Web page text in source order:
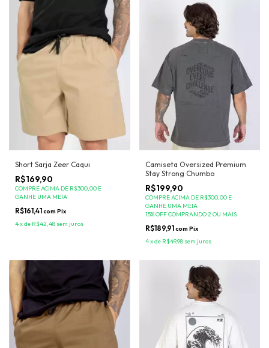
Short Sarja Zeer Caqui
R$169,90
COMPRE ACIMA DE R$300,00 E
GANHE UMA MEIA
R$161,41com Pix
4xde R$42,48 sem juros
Camiseta Oversized Premium
Stay Strong Chumbo
R$199,90
COMPRE ACIMA DE R$300,00 E
GANHE UMA MEIA
15% OFF COMPRANDO 2 OU MAIS
R$189,91com Pix
4xde R$49,98 sem juros